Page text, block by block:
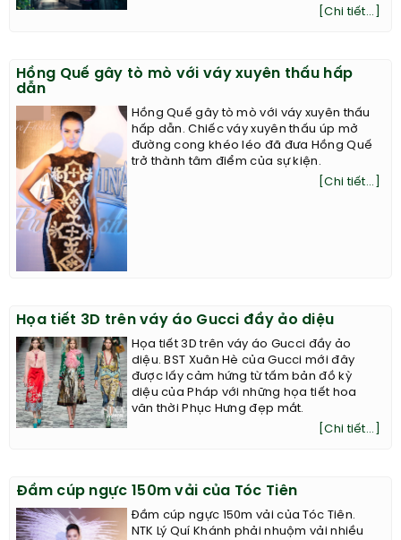
[Chi tiết...]
Hồng Quế gây tò mò với váy xuyên thấu hấp
dẫn
Hồng Quế gây tò mò với váy xuyên thấu
hấp dẫn. Chiếc váy xuyên thấu úp mở
đường cong khéo léo đã đưa Hồng Quế
trở thành tâm điểm của sự kiện.
[Chi tiết...]
Họa tiết 3D trên váy áo Gucci đầy ảo diệu
Họa tiết 3D trên váy áo Gucci đầy ảo
diệu. BST Xuân Hè của Gucci mới đây
được lấy cảm hứng từ tấm bản đồ kỳ
diệu của Pháp với những họa tiết hoa
văn thời Phục Hưng đẹp mắt.
[Chi tiết...]
Đầm cúp ngực 150m vải của Tóc Tiên
Đầm cúp ngực 150m vải của Tóc Tiên.
NTK Lý Quí Khánh phải nhuộm vải nhiều